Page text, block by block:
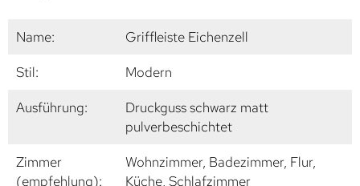
Name:
Griffleiste Eichenzell
Stil:
Modern
Ausführung:
Druckguss schwarz matt
pulverbeschichtet
Zimmer
(empfehlung):
Wohnzimmer, Badezimmer, Flur,
Küche, Schlafzimmer